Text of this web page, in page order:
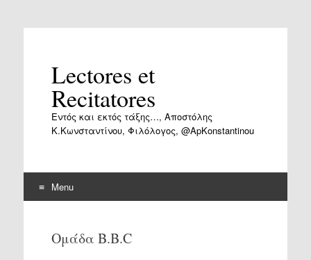
Lectores et
Recitatores
Εντός και εκτός τάξης…, Αποστόλης
Κ.Κωνσταντίνου, Φιλόλογος, @ApKonstantinou
Menu
contentΟμάδα Β.Β.C